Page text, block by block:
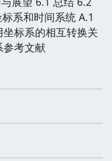
系和时间系统 A.1
标系的相互转换关
参考文献